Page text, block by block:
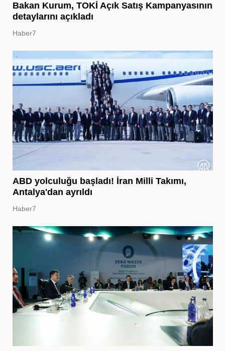
Bakan Kurum, TOKİ Açık Satış Kampanyasının
detaylarını açıkladı
Haber7
ABD yolculuğu başladı! İran Milli Takımı,
Antalya'dan ayrıldı
Haber7